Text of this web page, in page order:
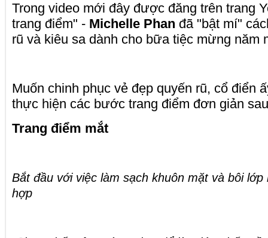
Trong video mới đây được đăng trên trang
trang điểm" - Michelle Phan đã "bật mí"
rũ và kiêu sa dành cho bữa tiệc mừng năm
Muốn chinh phục vẻ đẹp quyến rũ, cổ điển
thực hiện các bước trang điểm đơn giản
Trang điểm mắt
Bắt đầu với việc làm sạch khuôn mặt và bôi
hợp